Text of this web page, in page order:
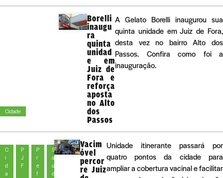
Cidade
Borelli
inaugu
ra
quinta
unidad
e em
Juiz de
Fora e
reforça
aposta
no Alto
dos
Passos
A Gelato Borelli inaugurou sua
quinta unidade em Juiz de Fora,
desta vez no bairro Alto dos
Passos. Confira como foi a
inauguração.
C
i
d
a
P
J
F
P
r
e
f
S
a
ú
d
Vacim
óvel
percor
re Juiz
Unidade itinerante passará por
quatro pontos da cidade para
ampliar a cobertura vacinal e facilitar